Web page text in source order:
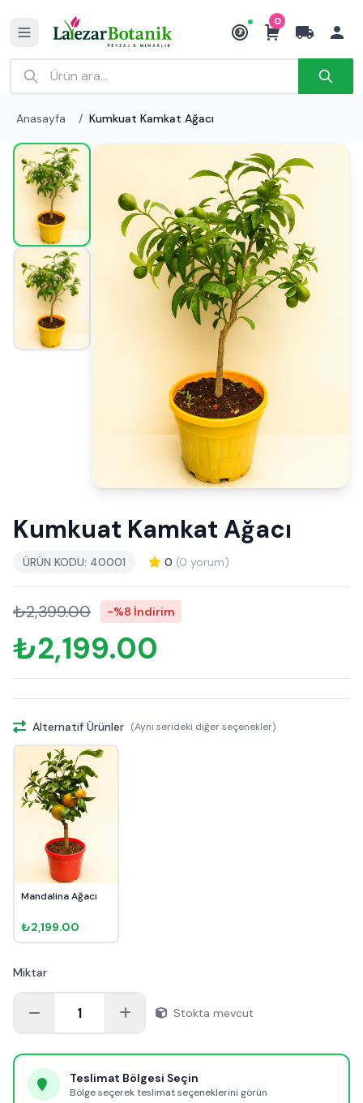
₺
0
Anasayfa / Kumkuat Kamkat Ağacı
Kumkuat Kamkat Ağacı
ÜRÜN KODU: 40001 0 (0 yorum)
₺2,399.00 -%8 İndirim
₺2,199.00
Alternatif Ürünler (Aynı serideki diğer seçenekler)
Mandalina Ağacı
₺2,199.00
Miktar
1 Stokta mevcut
Teslimat Bölgesi Seçin
Bölge seçerek teslimat seçeneklerini görün